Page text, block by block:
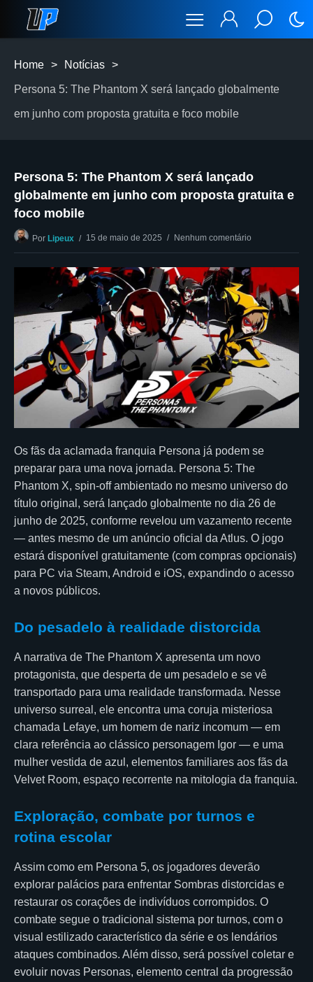
Home > Notícias >
Persona 5: The Phantom X será lançado globalmente
em junho com proposta gratuita e foco mobile
Persona 5: The Phantom X será lançado
globalmente em junho com proposta gratuita e
foco mobile
Por Lipeux 15 de maio de 2025 Nenhum comentário
Os fãs da aclamada franquia Persona já podem se
preparar para uma nova jornada. Persona 5: The
Phantom X, spin-off ambientado no mesmo universo do
título original, será lançado globalmente no dia 26 de
junho de 2025, conforme revelou um vazamento recente
— antes mesmo de um anúncio oficial da Atlus. O jogo
estará disponível gratuitamente (com compras opcionais)
para PC via Steam, Android e iOS, expandindo o acesso
a novos públicos.
Do pesadelo à realidade distorcida
A narrativa de The Phantom X apresenta um novo
protagonista, que desperta de um pesadelo e se vê
transportado para uma realidade transformada. Nesse
universo surreal, ele encontra uma coruja misteriosa
chamada Lefaye, um homem de nariz incomum — em
clara referência ao clássico personagem Igor — e uma
mulher vestida de azul, elementos familiares aos fãs da
Velvet Room, espaço recorrente na mitologia da franquia.
Exploração, combate por turnos e
rotina escolar
Assim como em Persona 5, os jogadores deverão
explorar palácios para enfrentar Sombras distorcidas e
restaurar os corações de indivíduos corrompidos. O
combate segue o tradicional sistema por turnos, com o
visual estilizado característico da série e os lendários
ataques combinados. Além disso, será possível coletar e
evoluir novas Personas, elemento central da progressão